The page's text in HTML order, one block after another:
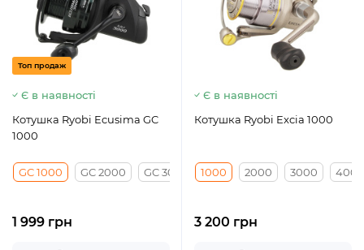
Топ продаж
Є в наявності
Котушка Ryobi Ecusima GC
1000
GC 1000 GC 2000 GC 3000 GC 4000
1 999 грн
Є в наявності
Котушка Ryobi Excia 1000
1000 2000 3000 4000
3 200 грн